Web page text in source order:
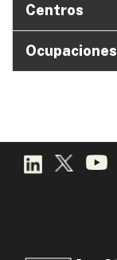
Centros
Ocupaciones